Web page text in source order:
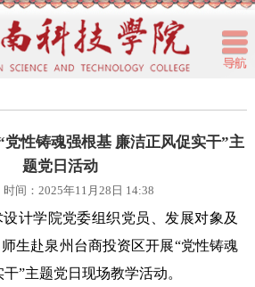
性铸魂强根基 廉洁正风促实干”主
题党日活动
时间：2025年11月28日 14:38
设计学院党委组织党员、发展对象及
生赴泉州台商投资区开展“党性铸魂
”主题党日现场教学活动。